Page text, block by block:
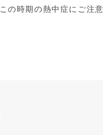
この時期の熱中症にご注